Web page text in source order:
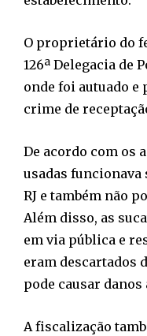
O proprietário do
126ª Delegacia de
onde foi autuado e
crime de
De acordo com os
usadas
RJ e também não
Além disso, as
em via pública e
eram descartados
pode causar
A fiscalização